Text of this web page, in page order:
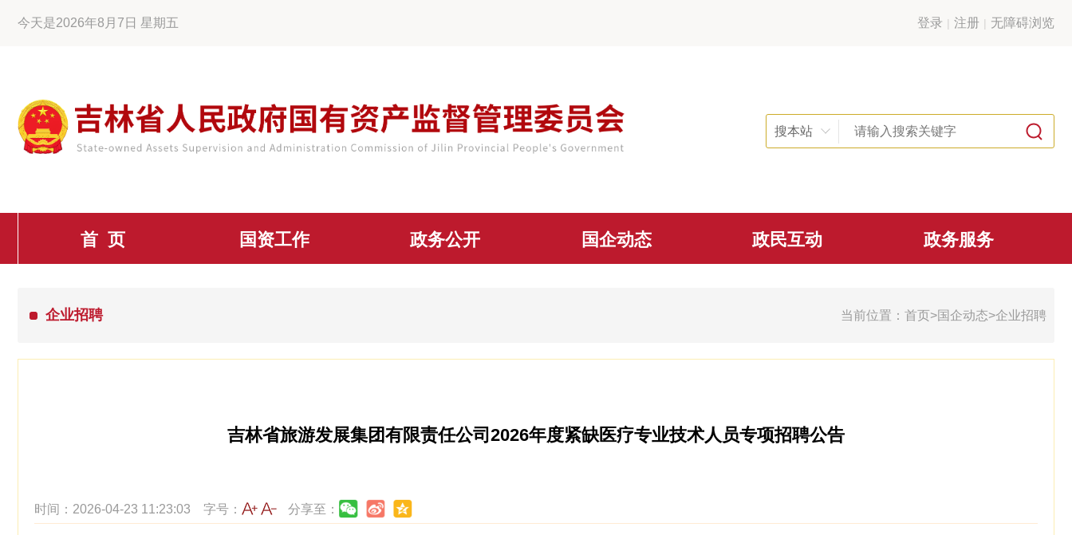
今天是2026年8月7日 星期五 登录 注册 无障碍浏览
搜本站
首 页 国资工作 政务公开 国企动态 政民互动 政务服务
企业招聘 当前位置： 首页>国企动态>企业招聘
吉林省旅游发展集团有限责任公司2026年度紧缺医疗专业技术人员专项招聘公告
时间：2026-04-23 11:23:03 字号： 分享至：